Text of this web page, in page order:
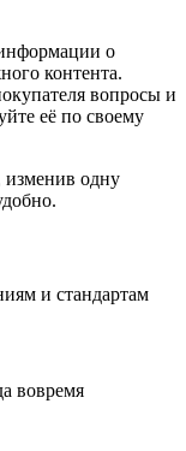
о
контента.
вопросы и
её по своему
изменив одну
и стандартам
вовремя